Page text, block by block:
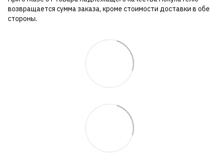
возвращается сумма заказа, кроме стоимости доставки в обе
стороны.